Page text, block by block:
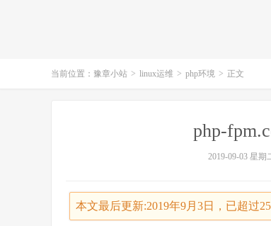
当前位置： 豫章小站 > linux运维 > php环境 > 正文
php-
2019-09-03 星期
本文最后更新:2019年9月3日，已超过